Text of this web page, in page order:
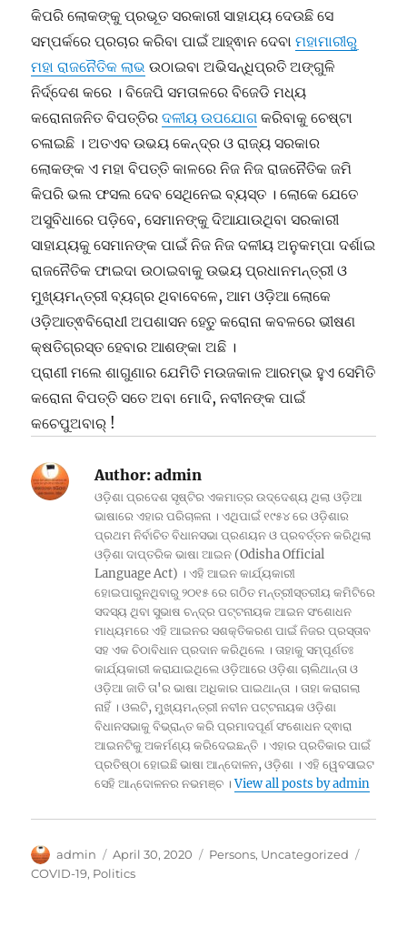
କିପରି ଲୋକଙ୍କୁ ପ୍ରଭୂତ ସରକାରୀ ସାହାଯ୍ୟ ଦେଉଛି ସେ
ସମ୍ପର୍କରେ ପ୍ରଚାର କରିବା ପାଇଁ ଆହ୍ଵାନ ଦେବାମହାମାରୀରୁ
ମହା ରାଜନୈତିକ ଲାଭ ଉଠାଇବା ଅଭିସନ୍ଧିପ୍ରତି ଅଙ୍ଗୁଳି
ନିର୍ଦ୍ଦେଶ କରେ । ବିଜେପି ସମତାଳରେ ବିଜେଡି ମଧ୍ୟ
କରୋନାଜନିତ ବିପତ୍ତିରଦଳୀୟ ଉପଯୋଗ କରିବାକୁ ଚେଷ୍ଟା
ଚଳାଇଛି । ଅତଏବ ଉଭୟ କେନ୍ଦ୍ର ଓ ରାଜ୍ୟ ସରକାର
ଲୋକଙ୍କ ଏ ମହା ବିପତ୍ତି କାଳରେ ନିଜ ନିଜ ରାଜନୈତିକ ଜମି
କିପରି ଭଲ ଫସଲ ଦେବ ସେଥିନେଇ ବ୍ୟସ୍ତ । ଲୋକେ ଯେତେ
ଅସୁବିଧାରେ ପଡ଼ିବେ, ସେମାନଙ୍କୁ ଦିଆଯାଉଥିବା ସରକାରୀ
ସାହାଯ୍ୟକୁ ସେମାନଙ୍କ ପାଇଁ ନିଜ ନିଜ ଦଳୀୟ ଅନୁକମ୍ପା ଦର୍ଶାଇ
ରାଜନୈତିକ ଫାଇଦା ଉଠାଇବାକୁ ଉଭୟ ପ୍ରଧାନମନ୍ତ୍ରୀ ଓ
ମୁଖ୍ୟମନ୍ତ୍ରୀ ବ୍ୟଗ୍ର ଥିବାବେଳେ, ଆମ ଓଡ଼ିଆ ଲୋକେ
ଓଡ଼ିଆତ୍ଵବିରୋଧୀ ଅପଶାସନ ହେତୁ କରୋନା କବଳରେ ଭୀଷଣ
କ୍ଷତିଗ୍ରସ୍ତ ହେବାର ଆଶଙ୍କା ଅଛି ।
ପ୍ରାଣୀ ମଲେ ଶାଗୁଣାର ଯେମିତି ମଉଜକାଳ ଆରମ୍ଭ ହୁଏ ସେମିତି
କରୋନା ବିପତ୍ତି ସତେ ଅବା ମୋଦି, ନବୀନଙ୍କ ପାଇଁ
କଚେପୁଅବାର୍ !
Author: admin
ଓଡ଼ିଶା ପ୍ରଦେଶ ସୃଷ୍ଟିର ଏକମାତ୍ର ଉଦ୍ଦେଶ୍ୟ ଥିଲା ଓଡ଼ିଆ
ଭାଷାରେ ଏହାର ପରିଚାଳନା । ଏଥିପାଇଁ ୧୯୫୪ ରେ ଓଡ଼ିଶାର
ପ୍ରଥମ ନିର୍ବାଚିତ ବିଧାନସଭା ପ୍ରଣୟନ ଓ ପ୍ରବର୍ତ୍ତନ କରିଥିଲା
ଓଡ଼ିଶା ଦାପ୍ତରିକ ଭାଷା ଆଇନ (Odisha Official
Language Act) । ଏହି ଆଇନ କାର୍ଯ୍ୟକାରୀ
ହୋଇପାରୁନଥିବାରୁ ୨୦୧୫ ରେ ଗଠିତ ମନ୍ତ୍ରୀସ୍ତରୀୟ କମିଟିରେ
ସଦସ୍ୟ ଥିବା ସୁଭାଷ ଚନ୍ଦ୍ର ପଟ୍ଟନାୟକ ଆଇନ ସଂଶୋଧନ
ମାଧ୍ୟମରେ ଏହି ଆଇନର ସଶକ୍ତିକରଣ ପାଇଁ ନିଜର ପ୍ରସ୍ତାବ
ସହ ଏକ ଚିଠାବିଧାନ ପ୍ରଦାନ କରିଥିଲେ । ତାହାକୁ ସମ୍ପୂର୍ଣତଃ
କାର୍ଯ୍ୟକାରୀ କରାଯାଇଥିଲେ ଓଡ଼ିଆରେ ଓଡ଼ିଶା ଚାଲିଥାନ୍ତା ଓ
ଓଡ଼ିଆ ଜାତି ତା'ର ଭାଷା ଅଧିକାର ପାଇଥାନ୍ତା । ତାହା କରାଗଲା
ନାହିଁ । ଓଲଟି, ମୁଖ୍ୟମନ୍ତ୍ରୀ ନବୀନ ପଟ୍ଟନାୟକ ଓଡ଼ିଶା
ବିଧାନସଭାକୁ ବିଭ୍ରାନ୍ତ କରି ପ୍ରମାଦପୂର୍ଣ ସଂଶୋଧନ ଦ୍ଵାରା
ଆଇନଟିକୁ ଅକର୍ମଣ୍ୟ କରିଦେଇଛନ୍ତି । ଏହାର ପ୍ରତିକାର ପାଇଁ
ପ୍ରତିଷ୍ଠା ହୋଇଛି ଭାଷା ଆନ୍ଦୋଳନ, ଓଡ଼ିଶା । ଏହି ୱେବସାଇଟ
ସେହି ଆନ୍ଦୋଳନର ନଭମଞ୍ଚ ।View all posts by admin
Author
admin
Posted
on
April 30, 2020 Categories
Persons, Uncategorized
COVID-19, Politics